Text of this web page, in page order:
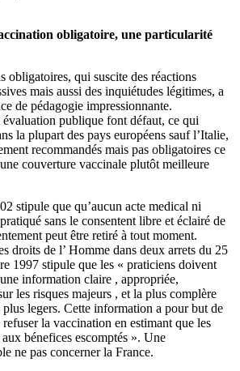
obligatoire, une particularité
obligatoires, qui suscite des réactions
mais aussi des inquiétudes légitimes, a
de pédagogie impressionnante.
publique font défaut, ce qui
la plupart des pays européens sauf l’Italie,
recommandés mais pas obligatoires ce
couverture vaccinale plutôt meilleure
stipule que qu’aucun acte medical ni
sans le consentent libre et éclairé de
peut être retiré à tout moment.
droits de l’ Homme dans deux arrets du 25
1997 stipule que les « praticiens doivent
information claire , appropriée,
les risques majeurs , et la plus complère
plus legers. Cette information a pour but de
la vaccination en estimant que les
bénefices escomptés ». Une
ne pas concerner la France.